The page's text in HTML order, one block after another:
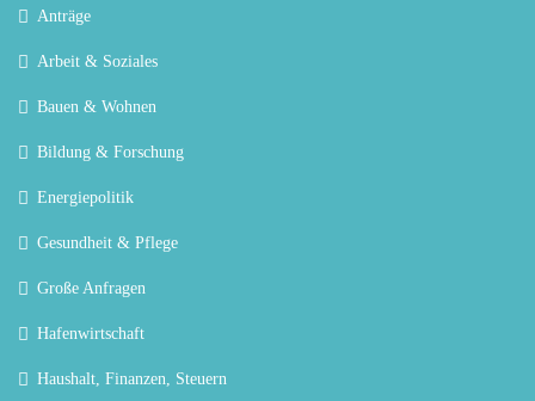
Anträge
Arbeit & Soziales
Bauen & Wohnen
Bildung & Forschung
Energiepolitik
Gesundheit & Pflege
Große Anfragen
Hafenwirtschaft
Haushalt, Finanzen, Steuern